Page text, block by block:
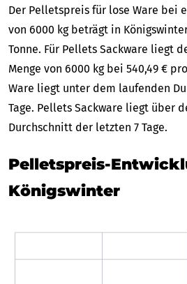
Der Pelletspreis für lose Ware bei
von 6000 kg beträgt in
Tonne. Für Pellets Sackware liegt
Menge von 6000 kg bei 540,49 €
Ware liegt unter dem laufenden
Tage. Pellets Sackware liegt über
Durchschnitt der letzten 7 Tage.
Pelletspreis-
Königswinter